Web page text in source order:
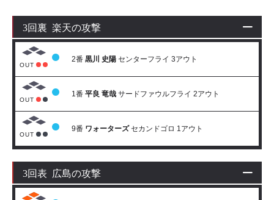
3回裏 楽天の攻撃
OUT
2番 黒川 史陽 センターフライ 3アウト
OUT
1番 平良 竜哉 サードファウルフライ 2アウト
OUT
9番 ワォーターズセカンドゴロ 1アウト
3回表 広島の攻撃